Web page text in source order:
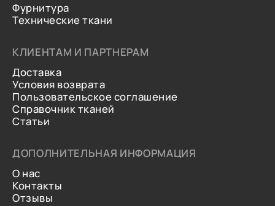
Фурнитура
Технические ткани
КЛИЕНТАМ И ПАРТНЕРАМ
Доставка
Условия возврата
Пользовательское соглашение
Справочник тканей
Статьи
ДОПОЛНИТЕЛЬНАЯ ИНФОРМАЦИЯ
О нас
Контакты
Отзывы